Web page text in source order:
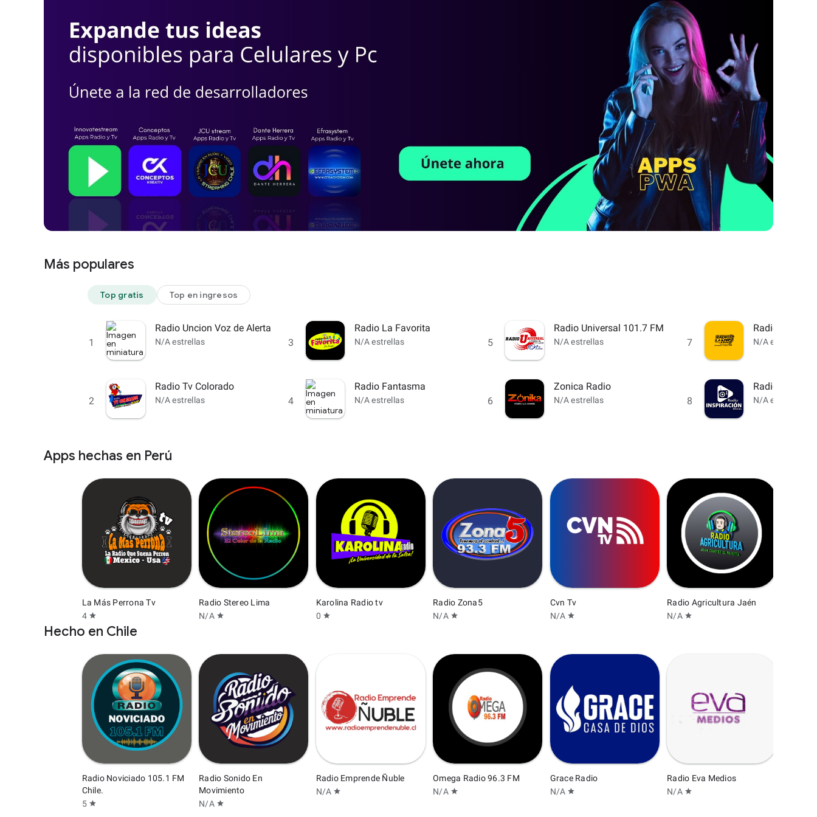
Más populares
Top gratis Top en ingresos
1
Radio Uncion Voz de Alerta
N/A estrellas
2
Radio Tv Colorado
N/A estrellas
3
Radio La Favorita
N/A estrellas
4
Radio Fantasma
N/A estrellas
5
Radio Universal 101.7 FM
N/A estrellas
6
Zonica Radio
N/A estrellas
7
Radio La N11
N/A estrellas
8
Radio
N/A estrellas
Apps hechas en Perú
La Más Perrona Tv
4 star
Radio Stereo Lima
N/A star
Karolina Radio tv
0 star
Radio Zona5
N/A star
Cvn Tv
N/A star
Radio Agricultura Jaén
N/A star
Hecho en Chile
Radio Noviciado 105.1 FM
Chile.
5 star
Radio Sonido En
Movimiento
N/A star
Radio Emprende Ñuble
N/A star
Omega Radio 96.3 FM
N/A star
Grace Radio
N/A star
Radio Eva Medios
N/A star